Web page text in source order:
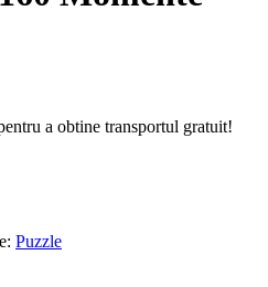
a obtine transportul gratuit!
Puzzle